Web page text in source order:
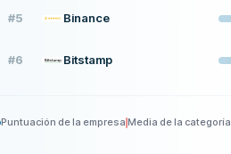
#5 Binance
#6 Bitstamp
Puntuación de la empresa Media de la categoría